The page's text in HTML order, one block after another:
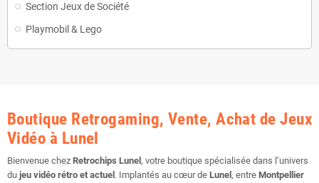
Section Jeux de Société
Playmobil & Lego
Boutique Retrogaming, Vente, Achat de Jeux
Vidéo à Lunel
Bienvenue chez Retrochips Lunel , votre boutique spécialisée dans l’univers
du jeu vidéo rétro et actuel . Implantés au cœur de Lunel , entre Montpellier